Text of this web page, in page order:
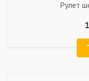
Рулет